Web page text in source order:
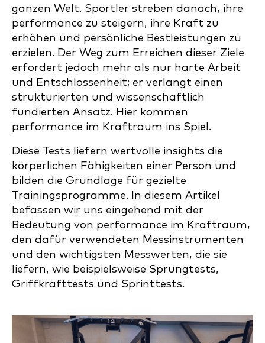
ganzen Welt. Sportler streben danach, ihre
performance zu steigern, ihre Kraft zu
erhöhen und persönliche Bestleistungen zu
erzielen. Der Weg zum Erreichen dieser Ziele
erfordert jedoch mehr als nur harte Arbeit
und Entschlossenheit; er verlangt einen
strukturierten und wissenschaftlich
fundierten Ansatz. Hier kommen
performance im Kraftraum ins Spiel.
Diese Tests liefern wertvolle insights die
körperlichen Fähigkeiten einer Person und
bilden die Grundlage für gezielte
Trainingsprogramme. In diesem Artikel
befassen wir uns eingehend mit der
Bedeutung von performance im Kraftraum,
den dafür verwendeten Messinstrumenten
und den wichtigsten Messwerten, die sie
liefern, wie beispielsweise Sprungtests,
Griffkrafttests und Sprinttests.